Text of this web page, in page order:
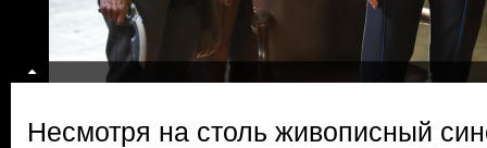
Несмотря на столь живописный